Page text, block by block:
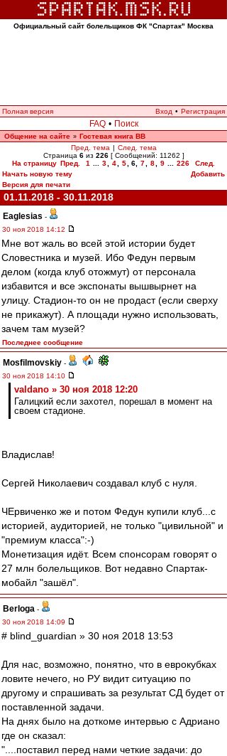
Официальный сайт болельщиков ФК "Спартак" Москва
Полная версия Вход • Регистрация
FAQ • Поиск
Общение на сайте » Гостевая книга ВВ
Пред. тема | След. тема
Страница 6из 226[ Сообщений: 11262 ]
На страницу Пред. 1 3 4 5 6 7 8 9 226
След.
Начать новую тему
Добавить
Версия для печати
01.11.2018 - 30.11.2018
Eaglesias -
30 ноя 2018 14:12
Мне вот жаль во всей этой истории будет
Словестника и музей. Ибо Федун первым
делом (когда клуб отожмут) от персонала
избавится и все экспонаты вышвырнет на
улицу. Стадион-то он не продаст (если сверху
не прикажут). А площади нужно использовать,
зачем там музей?
Последнее сообщение
Mosfilmovskiy -
30 ноя 2018 14:10
valdano » 30 ноя 2018 12:20
Галицкий если захотел, порешал в момент на
своем стадионе.
Владислав!
Сергей Николаевич создавал клуб с нуля.
ЧЕрвиченко же и потом Федун купили клуб...с
историей, аудиторией, не только "цивильной" и
"премиум класса":-)
Монетизация идёт. Всем спонсорам говорят о
27 млн болельщиков. Вот недавно Спартак-
мобайл "зашёл".
Berloga -
30 ноя 2018 14:09
# blind_guardian » 30 ноя 2018 13:53
Для нас, возможно, понятно, что в еврокубках
ловите нечего, но РУ видит ситуацию по
другому и спрашивать за результат СД будет от
поставленной задачи.
На днях было на доткоме интервью с Адриано
где он сказал:
"....поставил перед нами четкие задачи: до